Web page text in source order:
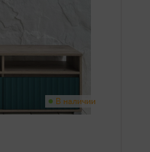
В наличии